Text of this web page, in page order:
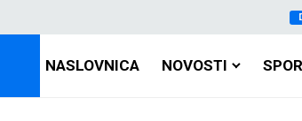
NASLOVNICA NOVOSTI